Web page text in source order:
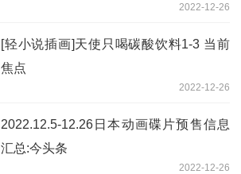
2022-12-26
[轻小说插画]天使只喝碳酸饮料1-3 当前
焦点
2022-12-26
2022.12.5-12.26日本动画碟片预售信息
汇总:今头条
2022-12-26